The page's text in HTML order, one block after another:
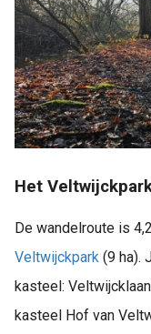
Het
De wandelroute is
Veltwijckpark (9 ha).
kasteel:
kasteel Hof van